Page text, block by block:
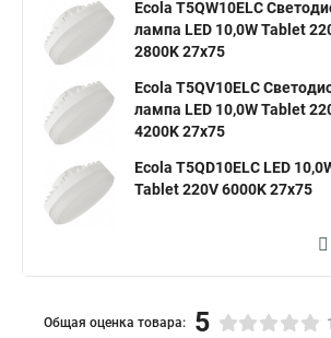
Ecola T5QW10ELC
лампа LED 10,0W Tablet
2800K 27x75
Ecola T5QV10ELC
лампа LED 10,0W Tablet
4200K 27x75
Ecola T5QD10ELC LED
Tablet 220V 6000K 27x75
Общая оценка товара: 5 1